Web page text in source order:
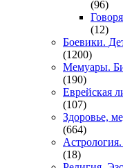
(96)
(12)
Боевики.
(1200)
Мемуары.
(190)
Еврейская
(107)
Здоровье,
(664)
(18)